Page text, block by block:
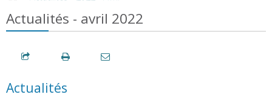
Actualités - avril 2022
Actualités